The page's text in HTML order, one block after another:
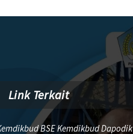
Link Terkait
BSE Kemdikbud Dapodik